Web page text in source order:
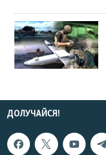
ДОЛУЧАЙСЯ!